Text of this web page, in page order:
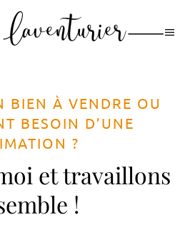
BIEN À VENDRE OU
BESOIN D’UNE
?
et travaillons
!